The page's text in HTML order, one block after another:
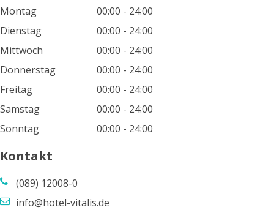
Montag
00:00 - 24:00
Dienstag
00:00 - 24:00
Mittwoch
00:00 - 24:00
Donnerstag
00:00 - 24:00
Freitag
00:00 - 24:00
Samstag
00:00 - 24:00
Sonntag
00:00 - 24:00
Kontakt
(089) 12008-0
info@hotel-vitalis.de